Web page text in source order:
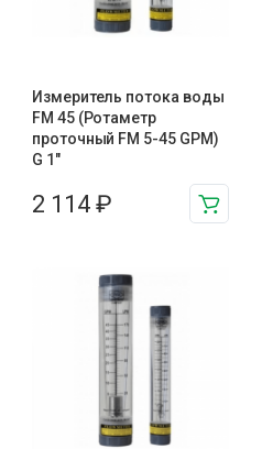
Измеритель потока воды
FM 45 (Ротаметр
проточный FM 5-45 GPM)
G 1″
2 114 ₽